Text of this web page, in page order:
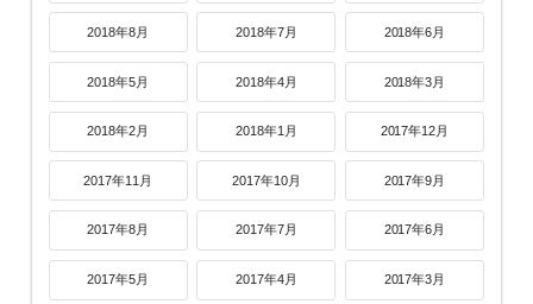
2018年8月 2018年7月 2018年6月
2018年5月 2018年4月 2018年3月
2018年2月 2018年1月 2017年12月
2017年11月 2017年10月 2017年9月
2017年8月 2017年7月 2017年6月
2017年5月 2017年4月 2017年3月